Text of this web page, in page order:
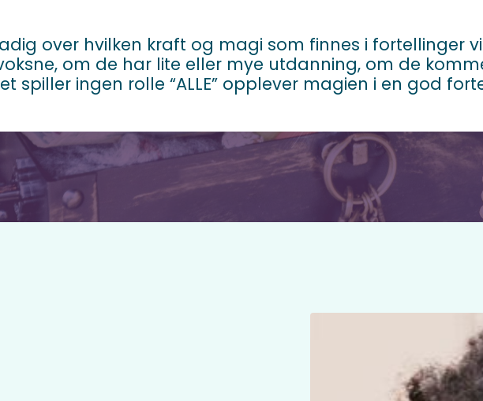
over hvilken kraft og magi som finnes i fortellinger
om de har lite eller mye utdanning, om de
spiller ingen rolle “ALLE” opplever magien i en god